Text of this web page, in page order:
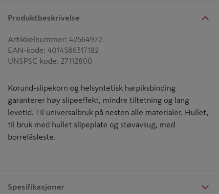
Produktbeskrivelse
Artikkelnummer: 42564972
EAN-kode: 4014586317182
UNSPSC kode: 27112800
Korund-slipekorn og helsyntetisk harpiksbinding
garanterer høy slipeeffekt, mindre tiltetning og lang
levetid. Til universalbruk på nesten alle materialer. Hullet,
til bruk med hullet slipeplate og støvavsug, med
borrelåsfeste.
Spesifikasjoner